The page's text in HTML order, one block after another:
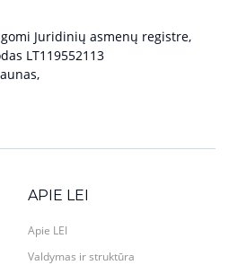
Juridinių asmenų registre,
LT119552113
APIE LEI
Apie LEI
Valdymas ir struktūra